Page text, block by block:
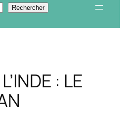
Rechercher
: LE